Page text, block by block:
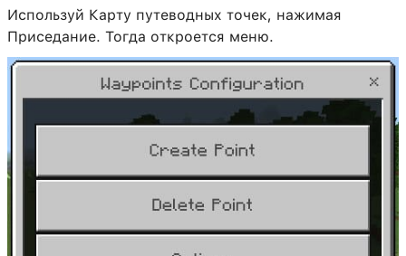
Используй Карту путеводных точек, нажимая
Приседание. Тогда откроется меню.